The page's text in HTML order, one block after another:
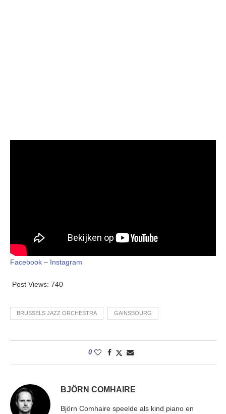
Facebook – Instagram
Post Views: 740
BRUSSELS JAZZ ORCHESTRA GAINSBOURG
0
BJÖRN COMHAIRE
Björn Comhaire speelde als kind piano en